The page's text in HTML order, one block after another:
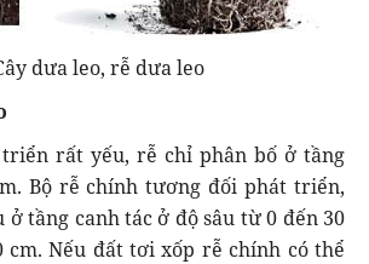
dưa leo, rễ dưa leo
rất yếu, rễ chỉ phân bố ở tầng
Bộ rễ chính tương đối phát triển,
ở tầng canh tác ở độ sâu từ 0 đến 30
cm. Nếu đất tơi xốp rễ chính có thể